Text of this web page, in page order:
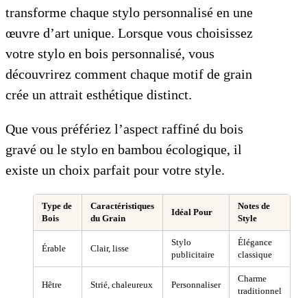
transforme chaque stylo personnalisé en une
œuvre d’art unique. Lorsque vous choisissez
votre stylo en bois personnalisé, vous
découvrirez comment chaque motif de grain
crée un attrait esthétique distinct.
Que vous préfériez l’aspect raffiné du bois
gravé ou le stylo en bambou écologique, il
existe un choix parfait pour votre style.
Type de
Bois
Caractéristiques
du Grain
Idéal Pour
Notes de
Style
Érable Clair, lisse
Stylo
publicitaire
Élégance
classique
Hêtre Strié, chaleureux Personnaliser
Charme
traditionnel